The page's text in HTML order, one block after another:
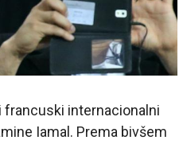
francuski internacionalni
Iamal. Prema bivšem